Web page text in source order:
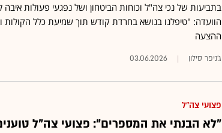
בתביעות של נכי צה"ל וכוחות הביטחון ושל נפגעי פעולות
הוועדה: "טיפלנו בנושא בחרדת קודש תוך שמיעת כלל הקולות
ההצעה
ג'ניפר סילון 03.06.2026
פצועי צה"ל
"לא הבנתי את המספרים": פצועי צה"ל